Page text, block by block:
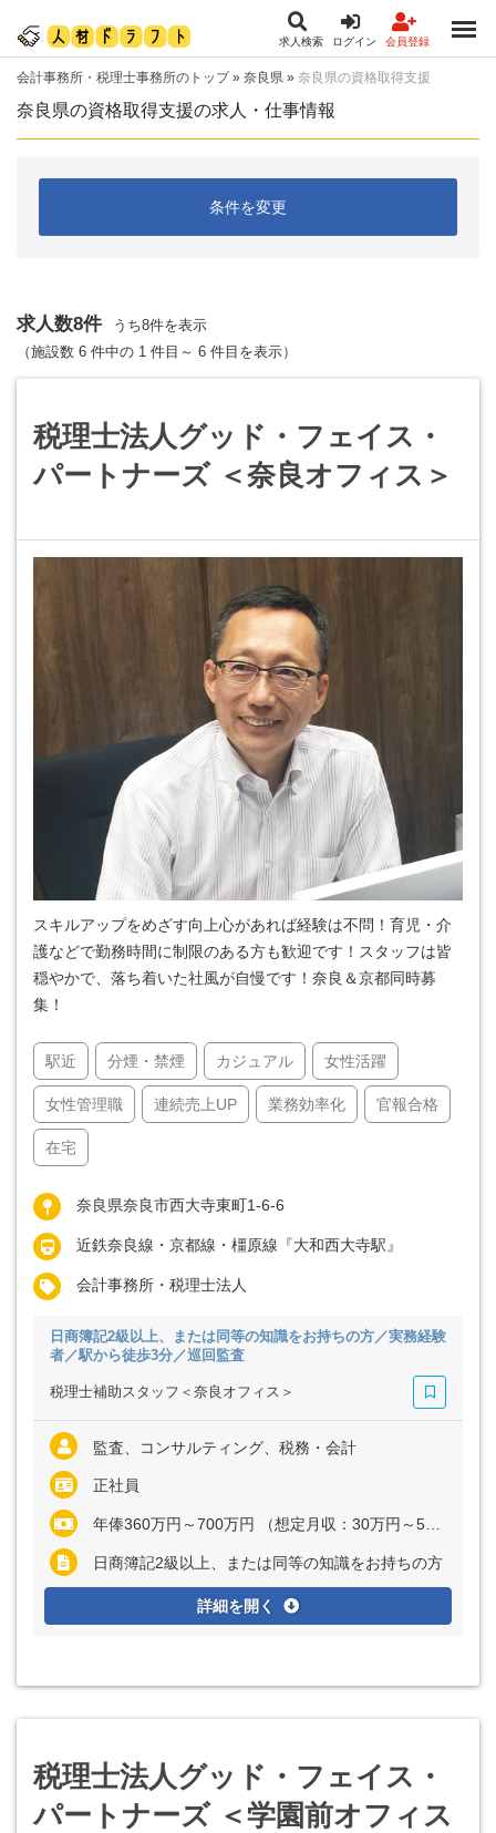
求人検索 ログイン 会員登録
会計事務所・税理士事務所のトップ» 奈良県 » 奈良県の資格取得支援
奈良県の資格取得支援の求人・仕事情報
条件を変更
求人数8件
うち8件を表示
（施設数 6 件中の 1 件目～ 6 件目を表示）
税理士法人グッド・フェイス・
パートナーズ ＜奈良オフィス＞
スキルアップをめざす向上心があれば経験は不問！育児・介
護などで勤務時間に制限のある方も歓迎です！スタッフは皆
穏やかで、落ち着いた社風が自慢です！奈良＆京都同時募
集！
駅近 分煙・禁煙 カジュアル 女性活躍
女性管理職 連続売上UP 業務効率化 官報合格
在宅
奈良県奈良市西大寺東町1-6-6
近鉄奈良線・京都線・橿原線『大和西大寺駅』
会計事務所・税理士法人
日商簿記2級以上、または同等の知識をお持ちの方／実務経験
者／駅から徒歩3分／巡回監査
税理士補助スタッフ＜奈良オフィス＞
監査、コンサルティング、税務・会計
正社員
年俸360万円～700万円 （想定月収：30万円～58万3333円） ※経験・能力を考慮の上、決定いたします ※上記に固定残業代（月37時間分＝6万3270円～12万3025円）を含む ※超過分は別途全額支給
日商簿記2級以上、または同等の知識をお持ちの方
詳細を開く
税理士法人グッド・フェイス・
パートナーズ ＜学園前オフィス